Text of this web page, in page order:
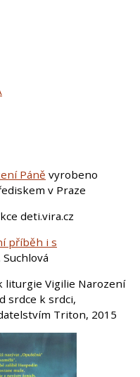
Páně vyrobeno
v Praze
deti.vira.cz
příběh i s
liturgie Vigilie Narození
srdce k srdci,
Triton, 2015